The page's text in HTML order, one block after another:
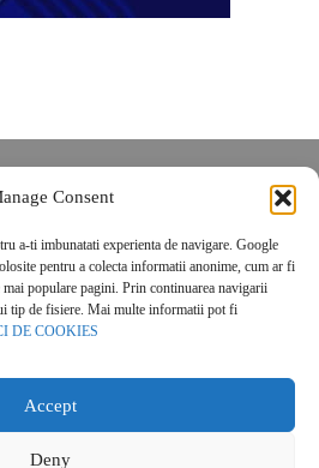
Consent
a-ti imbunatati experienta de navigare. Google
pentru a colecta informatii anonime, cum ar fi
populare pagini. Prin continuarea navigarii
tip de fisiere. Mai multe informatii pot fi
DE COOKIES
Accept
Deny
Rights Reserved.